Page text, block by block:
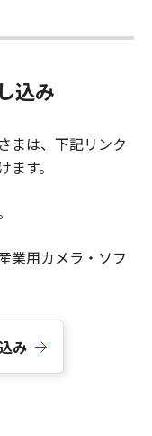
込み
まは、下記リンク
す。
業用カメラ・ソフ
み